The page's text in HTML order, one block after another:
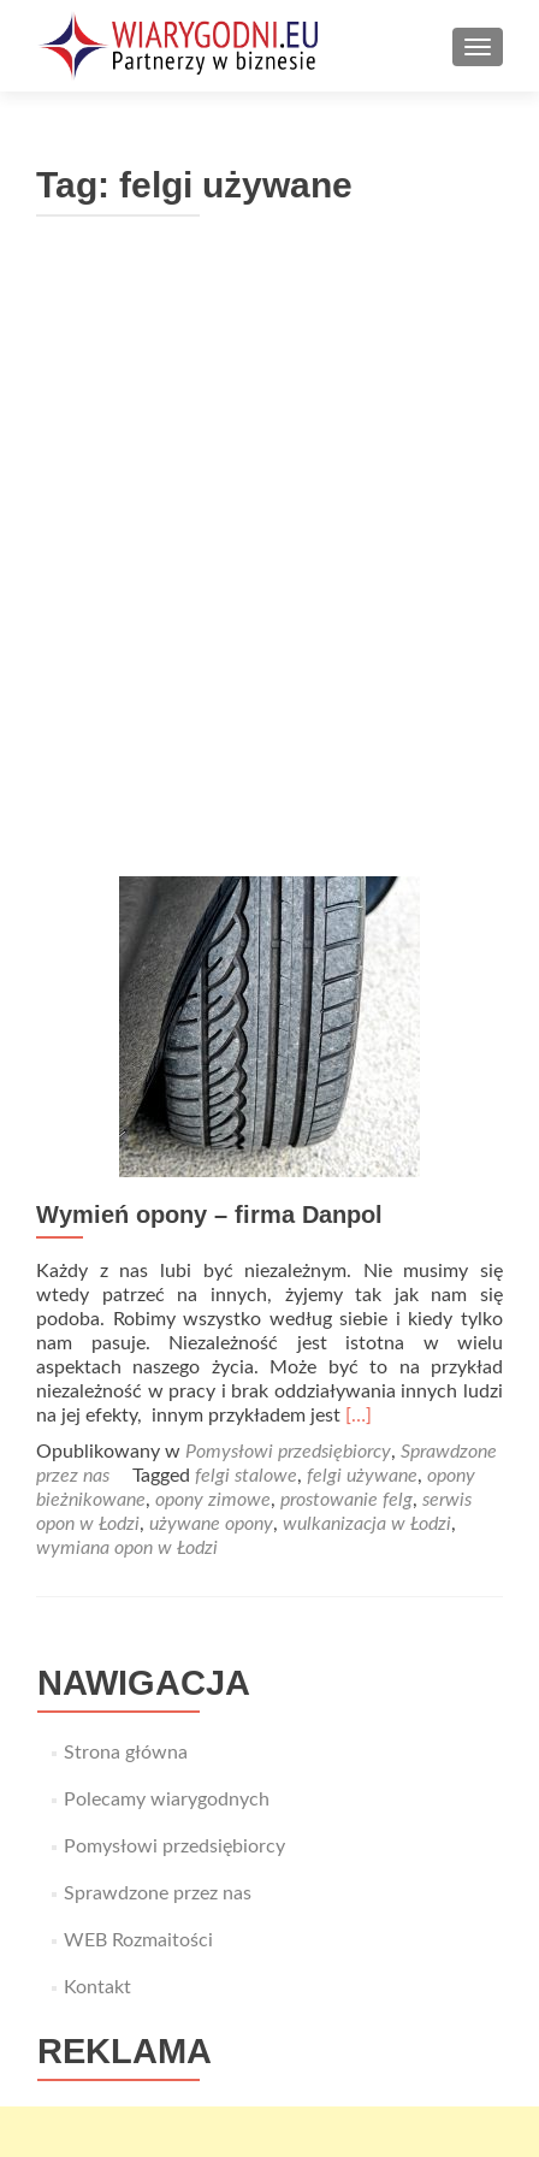
Tag: felgi używane
Wymień opony – firma Danpol
Każdy z nas lubi być niezależnym. Nie musimy się
wtedy patrzeć na innych, żyjemy tak jak nam się
podoba. Robimy wszystko według siebie i kiedy tylko
nam pasuje. Niezależność jest istotna w wielu
aspektach naszego życia. Może być to na przykład
niezależność w pracy i brak oddziaływania innych ludzi
na jej efekty, innym przykładem jest Read
about
Wymień
opony
–
[…]
Opublikowany w Pomysłowi przedsiębiorcy, Sprawdzone
przez nas
Tagged felgi stalowe, felgi używane, opony
bieżnikowane, opony zimowe, prostowanie felg, serwis
opon w Łodzi, używane opony, wulkanizacja w Łodzi,
wymiana opon w Łodzi
NAWIGACJA
Strona główna
Polecamy wiarygodnych
Pomysłowi przedsiębiorcy
Sprawdzone przez nas
WEB Rozmaitości
Kontakt
REKLAMA